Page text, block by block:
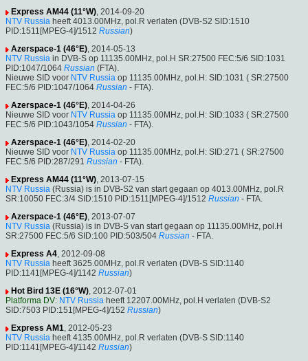
Express AM44 (11°W), 2014-09-20
NTV Russia heeft 4013.00MHz, pol.R verlaten (DVB-S2 SID:1510
PID:1511[MPEG-4]/1512 Russian)
Azerspace-1 (46°E), 2014-05-13
NTV Russia in DVB-S op 11135.00MHz, pol.H SR:27500 FEC:5/6 SID:1031
PID:1047/1064 Russian (FTA).
Nieuwe SID voor NTV Russia op 11135.00MHz, pol.H: SID:1031 ( SR:27500
FEC:5/6 PID:1047/1064 Russian - FTA).
Azerspace-1 (46°E), 2014-04-26
Nieuwe SID voor NTV Russia op 11135.00MHz, pol.H: SID:1033 ( SR:27500
FEC:5/6 PID:1043/1054 Russian - FTA).
Azerspace-1 (46°E), 2014-02-20
Nieuwe SID voor NTV Russia op 11135.00MHz, pol.H: SID:271 ( SR:27500
FEC:5/6 PID:287/291 Russian - FTA).
Express AM44 (11°W), 2013-07-15
NTV Russia (Russia) is in DVB-S2 van start gegaan op 4013.00MHz, pol.R
SR:10050 FEC:3/4 SID:1510 PID:1511[MPEG-4]/1512 Russian - FTA.
Azerspace-1 (46°E), 2013-07-07
NTV Russia (Russia) is in DVB-S van start gegaan op 11135.00MHz, pol.H
SR:27500 FEC:5/6 SID:100 PID:503/504 Russian - FTA.
Express A4, 2012-09-08
NTV Russia heeft 3625.00MHz, pol.R verlaten (DVB-S SID:1140
PID:1141[MPEG-4]/1142 Russian)
Hot Bird 13E (16°W), 2012-07-01
Platforma DV: NTV Russia heeft 12207.00MHz, pol.H verlaten (DVB-S2
SID:7503 PID:151[MPEG-4]/152 Russian)
Express AM1, 2012-05-23
NTV Russia heeft 4135.00MHz, pol.R verlaten (DVB-S SID:1140
PID:1141[MPEG-4]/1142 Russian)